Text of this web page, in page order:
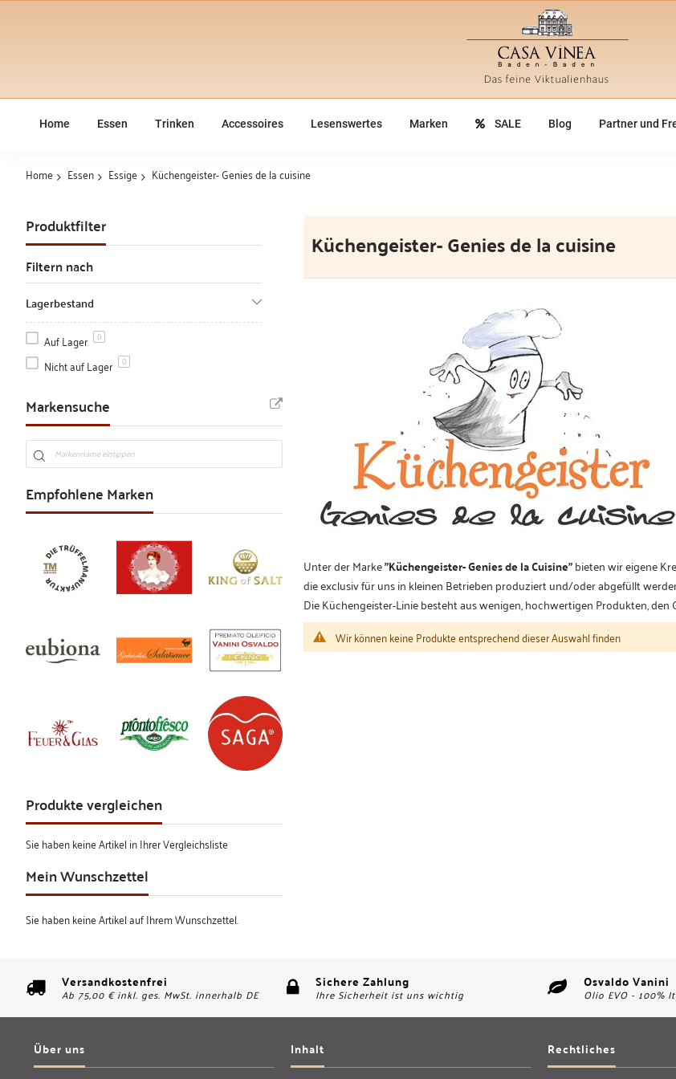
Home Essen Trinken Accessoires Lesenswertes Marken SALE Blog Partner und
Home Essen Essige Küchengeister- Genies de la cuisine
Küchengeister- Genies de la cuisine
Unter der Marke"Küchengeister- Genies de la Cuisine"bieten wir eigene
die exclusiv für uns in kleinen Betrieben produziert und/oder abgefüllt
Die Küchengeister-Linie besteht aus wenigen, hochwertigen Produkten, den
Wir können keine Produkte entsprechend dieser Auswahl finden
Produktfilter
Filtern nach
Lagerbestand
Auf Lager 0
Nicht auf Lager 0
Markensuche
Empfohlene Marken
Produkte vergleichen
Sie haben keine Artikel in Ihrer Vergleichsliste
Mein Wunschzettel
Sie haben keine Artikel auf Ihrem Wunschzettel.
Versandkostenfrei
Ab 75,00 € inkl. ges. MwSt. innerhalb DE
Sichere Zahlung
Ihre Sicherheit ist uns wichtig
Osvaldo Vanini
Olio EVO - 100%
Über uns Inhalt Rechtliches